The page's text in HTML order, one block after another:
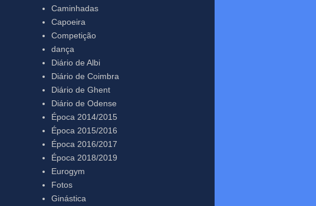
Caminhadas
Capoeira
Competição
dança
Diário de Albi
Diário de Coimbra
Diário de Ghent
Diário de Odense
Época 2014/2015
Época 2015/2016
Época 2016/2017
Época 2018/2019
Eurogym
Fotos
Ginástica